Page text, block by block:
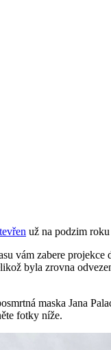
už na podzim
vám zabere
byla zrovna
maska Jana
fotky níže.